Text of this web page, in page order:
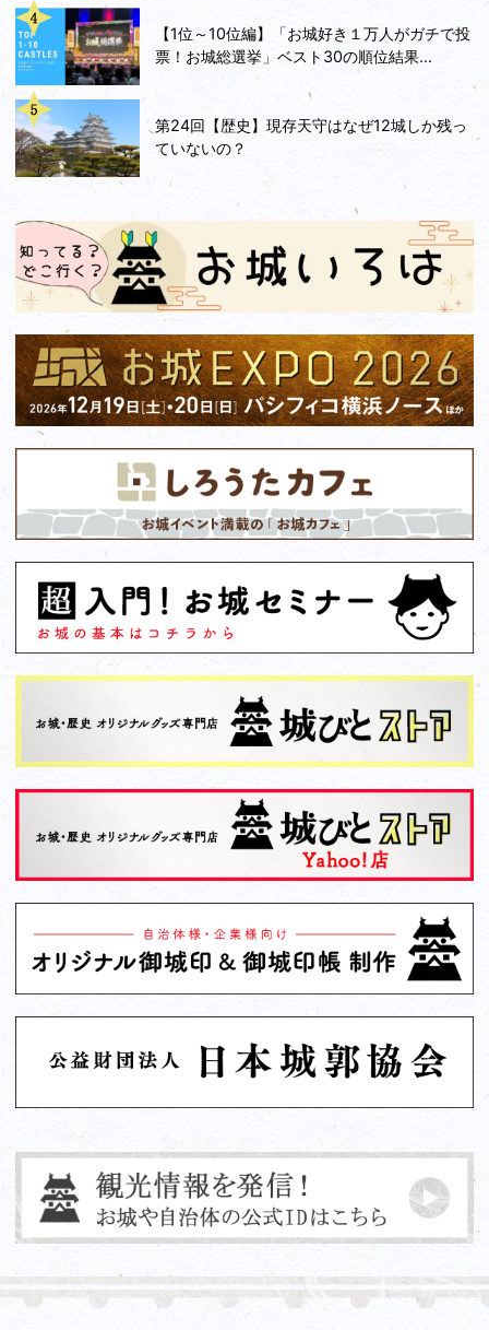
【1位～10位編】「お城好き１万人がガチで投
票！お城総選挙」ベスト30の順位結果...
第24回【歴史】現存天守はなぜ12城しか残っ
ていないの？